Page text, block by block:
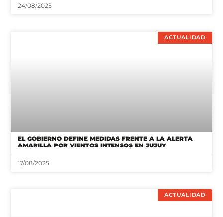
24/08/2025
ACTUALIDAD
EL GOBIERNO DEFINE MEDIDAS FRENTE A LA ALERTA
AMARILLA POR VIENTOS INTENSOS EN JUJUY
17/08/2025
ACTUALIDAD